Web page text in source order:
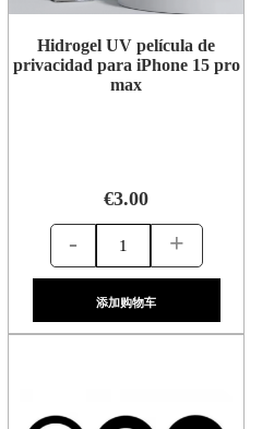
Hidrogel UV película de
privacidad para iPhone 15 pro
max
€3.00
- +
添加购物车